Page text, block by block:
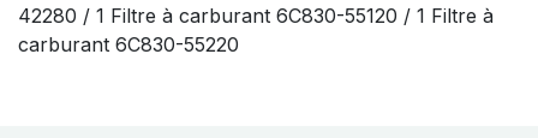
42280 / 1 Filtre à carburant 6C830-55120 / 1 Filtre à
carburant 6C830-55220